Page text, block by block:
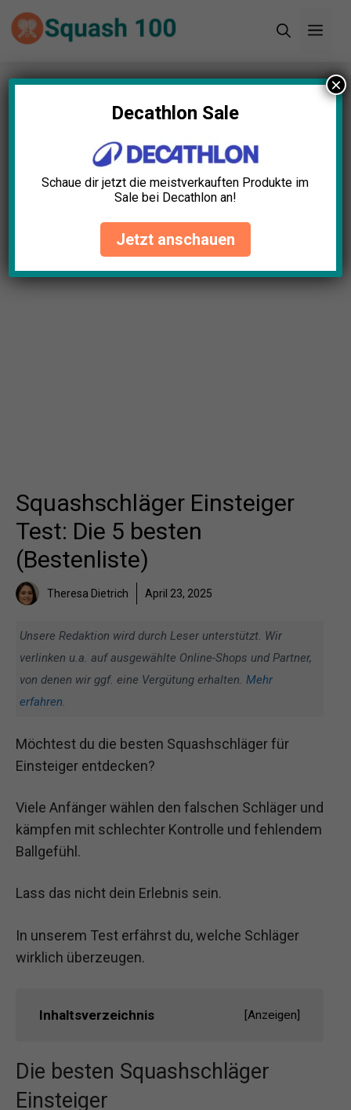
Zum
Inhalt
Startseite»Blog»Squashschläger Einsteiger
Test: Die 5 besten (Bestenliste)
Squashschläger Einsteiger
Test: Die 5 besten
(Bestenliste)
Theresa Dietrich April 23, 2025
Unsere Redaktion wird durch Leser unterstützt. Wir
verlinken u.a. auf ausgewählte Online-Shops und Partner,
von denen wir ggf. eine Vergütung erhalten. Mehr
erfahren.
Möchtest du die besten Squashschläger für
Einsteiger entdecken?
Viele Anfänger wählen den falschen Schläger und
kämpfen mit schlechter Kontrolle und fehlendem
Ballgefühl.
Lass das nicht dein Erlebnis sein.
In unserem Test erfährst du, welche Schläger
wirklich überzeugen.
Inhaltsverzeichnis [Anzeigen]
Die besten Squashschläger
Einsteiger
Decathlon Sale
Schaue dir jetzt die meistverkauften Produkte im
Sale bei Decathlon an!
Jetzt anschauen
×